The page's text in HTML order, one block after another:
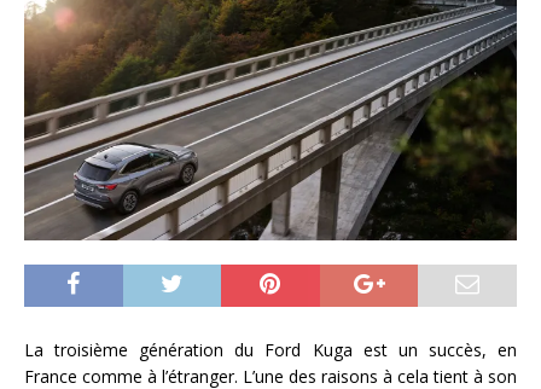
La troisième génération du Ford Kuga est un succès, en
France comme à l’étranger. L’une des raisons à cela tient à son